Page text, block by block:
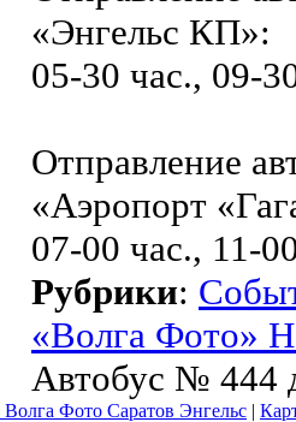
«Энгельс КП»:
05-30 час., 09-
Отправление
«Аэропорт
07-00 час., 11-
Рубрики:
«Волга Фото»
Автобус № 444
Фото Саратов Энгельс |